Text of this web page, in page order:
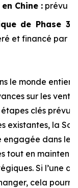
Chine : prévu
de Phase 3
et financé par
le monde entier,
sur les
clés
existantes, la
engagée dans le
tout en
Si l’une
cela